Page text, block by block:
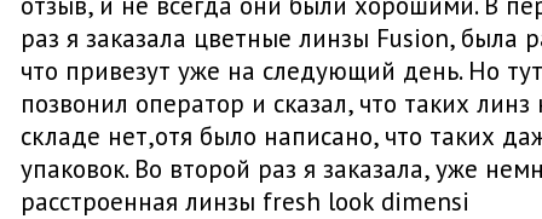
раз я заказала цветные линзы Fusion, была
что привезут уже на следующий день. Но
позвонил оператор и сказал, что таких линз
складе нет,отя было написано, что таких
упаковок. Во второй раз я заказала, уже
расстроенная линзы fresh look dimensi